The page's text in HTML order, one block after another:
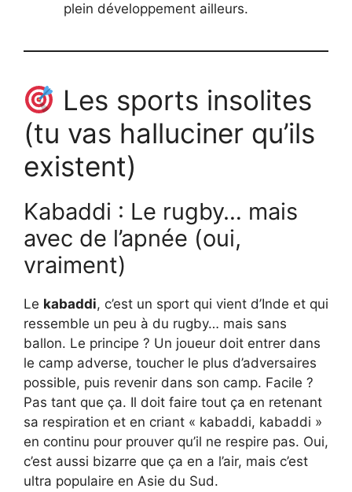
plein développement ailleurs.
Les sports insolites
(tu vas halluciner qu’ils
existent)
Kabaddi : Le rugby… mais
avec de l’apnée (oui,
vraiment)
Le kabaddi, c’est un sport qui vient d’Inde et qui
ressemble un peu à du rugby… mais sans
ballon. Le principe ? Un joueur doit entrer dans
le camp adverse, toucher le plus d’adversaires
possible, puis revenir dans son camp. Facile ?
Pas tant que ça. Il doit faire tout ça en retenant
sa respiration et en criant « kabaddi, kabaddi »
en continu pour prouver qu’il ne respire pas. Oui,
c’est aussi bizarre que ça en a l’air, mais c’est
ultra populaire en Asie du Sud.